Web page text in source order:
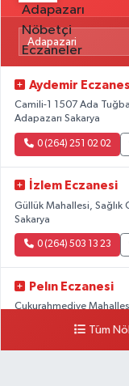
Aydemir
Camili-1 1507 Ada
Adapazarı Sakarya
0 (264) 251 02 02
İzlem Eczanesi
Güllük Mahallesi, Sağlık
Sakarya
0 (264) 503 13 23
Pelın Eczanesi
Çukurahmediye
Tüm